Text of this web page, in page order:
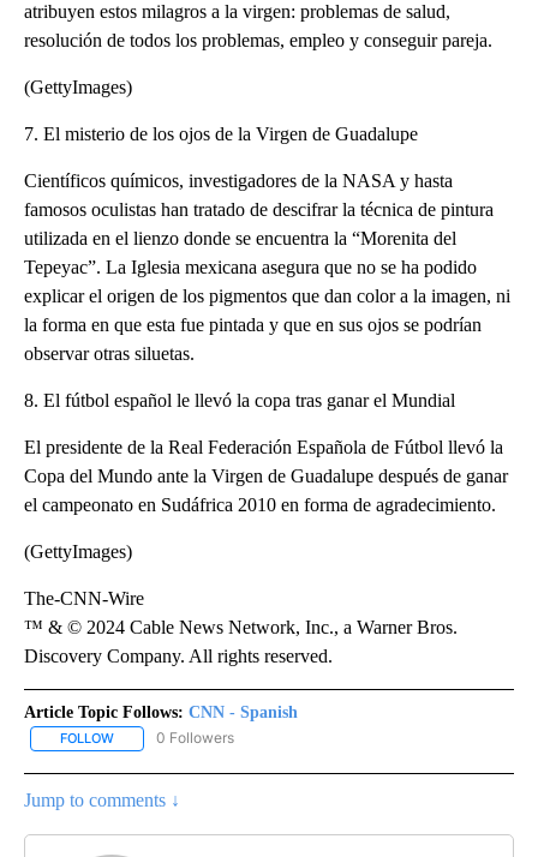
atribuyen estos milagros a la virgen: problemas de salud,
resolución de todos los problemas, empleo y conseguir pareja.
(GettyImages)
7. El misterio de los ojos de la Virgen de Guadalupe
Científicos químicos, investigadores de la NASA y hasta
famosos oculistas han tratado de descifrar la técnica de pintura
utilizada en el lienzo donde se encuentra la “Morenita del
Tepeyac”. La Iglesia mexicana asegura que no se ha podido
explicar el origen de los pigmentos que dan color a la imagen, ni
la forma en que esta fue pintada y que en sus ojos se podrían
observar otras siluetas.
8. El fútbol español le llevó la copa tras ganar el Mundial
El presidente de la Real Federación Española de Fútbol llevó la
Copa del Mundo ante la Virgen de Guadalupe después de ganar
el campeonato en Sudáfrica 2010 en forma de agradecimiento.
(GettyImages)
The-CNN-Wire
™ & © 2024 Cable News Network, Inc., a Warner Bros.
Discovery Company. All rights reserved.
Article Topic Follows: CNN - Spanish
FOLLOW FOLLOW "CNN - SPANISH" TO RECEIVE NOTIFICATIONS ABOUT
0 Followers
Jump to comments ↓